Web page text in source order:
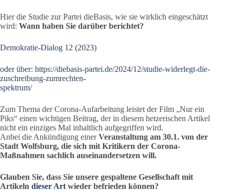
Hier die Studie zur Partei dieBasis, wie sie wirklich eingeschätzt
wird: Wann haben Sie darüber berichtet?
Demokratie-Dialog 12 (2023)
oder über: https://diebasis-partei.de/2024/12/studie-widerlegt-die-
zuschreibung-zumrechten-
spektrum/
Zum Thema der Corona-Aufarbeitung leistet der Film „Nur ein
Piks“ einen wichtigen Beitrag, der in diesem hetzerischen Artikel
nicht ein einziges Mal inhaltlich aufgegriffen wird.
Anbei die Ankündigung einerVeranstaltung am 30.1. von der
Stadt Wolfsburg, die sich mit Kritikern der Corona-
Maßnahmen sachlich auseinandersetzen will.
Glauben Sie, dass Sie unsere gespaltene Gesellschaft mit
Artikeln dieser Art wieder befrieden können?